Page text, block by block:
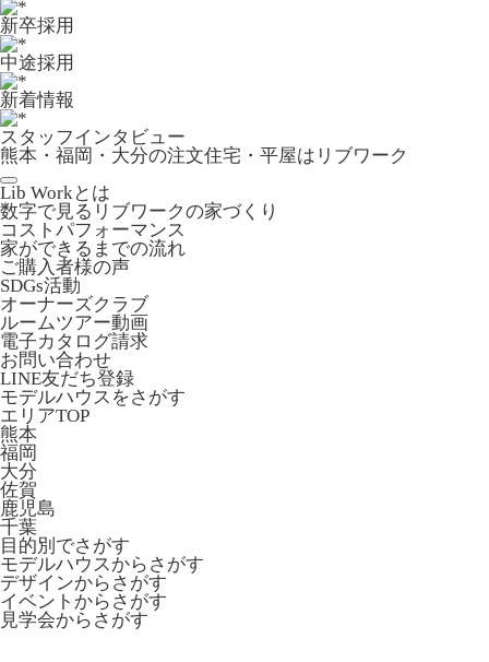
新卒採用
中途採用
新着情報
スタッフインタビュー
熊本・福岡・大分の注文住宅・平屋はリブワーク
Lib Workとは
数字で見るリブワークの家づくり
コストパフォーマンス
家ができるまでの流れ
ご購入者様の声
SDGs活動
オーナーズクラブ
ルームツアー動画
電子カタログ請求
お問い合わせ
LINE友だち登録
モデルハウスをさがす
エリアTOP
熊本
福岡
大分
佐賀
鹿児島
千葉
目的別でさがす
モデルハウスからさがす
デザインからさがす
イベントからさがす
見学会からさがす